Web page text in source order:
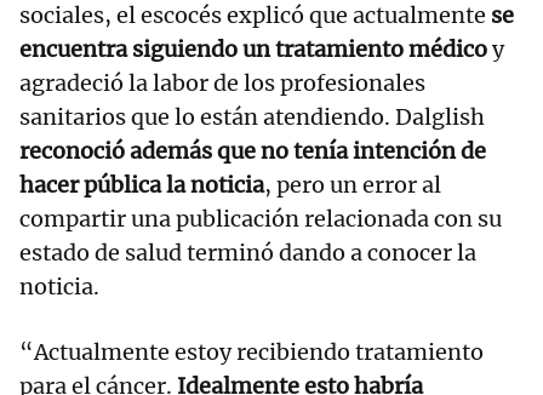
sociales, el escocés explicó que actualmente se
encuentra siguiendo un tratamiento médicoy
agradeció la labor de los profesionales
sanitarios que lo están atendiendo. Dalglish
reconoció además que no tenía intención de
hacer pública la noticia, pero un error al
compartir una publicación relacionada con su
estado de salud terminó dando a conocer la
noticia.
“Actualmente estoy recibiendo tratamiento
para el cáncer. Idealmente esto habría